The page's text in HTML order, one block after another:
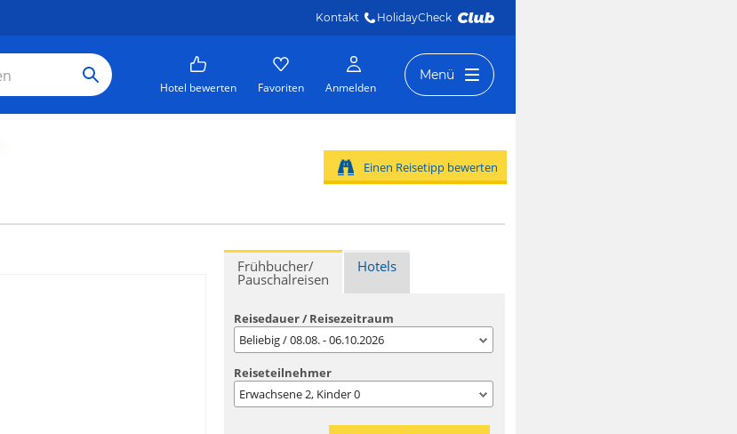
Kontakt HolidayCheck
Hotel bewerten Favoriten Anmelden
Menü
Einen Reisetipp bewerten
Frühbucher/
Pauschalreisen
Hotels
Reisedauer / Reisezeitraum
Beliebig / 08.08. - 06.10.2026
Reiseteilnehmer
Erwachsene2, Kinder0